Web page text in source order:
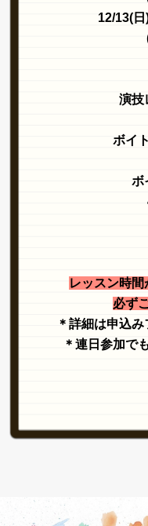
12/13(
演技
ボイ
ボ
レッスン時
必ず
＊詳細は申込み
＊連日参加で